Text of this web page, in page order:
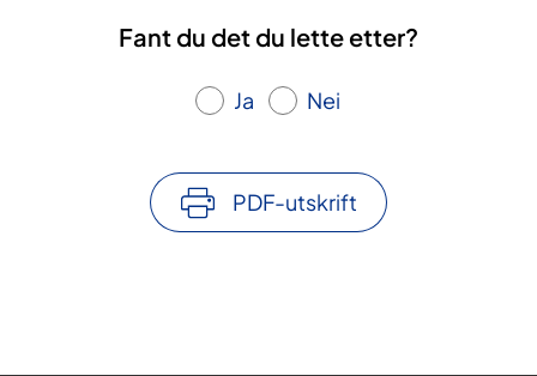
Fant du det du lette etter?
Ja Nei
PDF-utskrift